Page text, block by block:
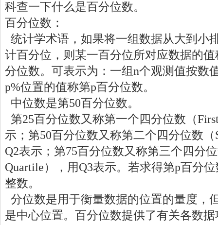
科查一下什么是百分位数。
百分位数：
统计学术语，如果将一组数据从大到小
计百分位，则某一百分位所对应数据的
分位数。可表示为：一组n个观测值按数
p%位置的值称第p百分位数。
中位数是第50百分位数。
第25百分位数又称第一个四分位数（
示；第50百分位数又称第二个四分位数（
Q2表示；第75百分位数又称第三个四分
Quartile），用Q3表示。若求得第p百分
整数。
分位数是用于衡量数据的位置的量度，
是中心位置。百分位数提供了有关各数